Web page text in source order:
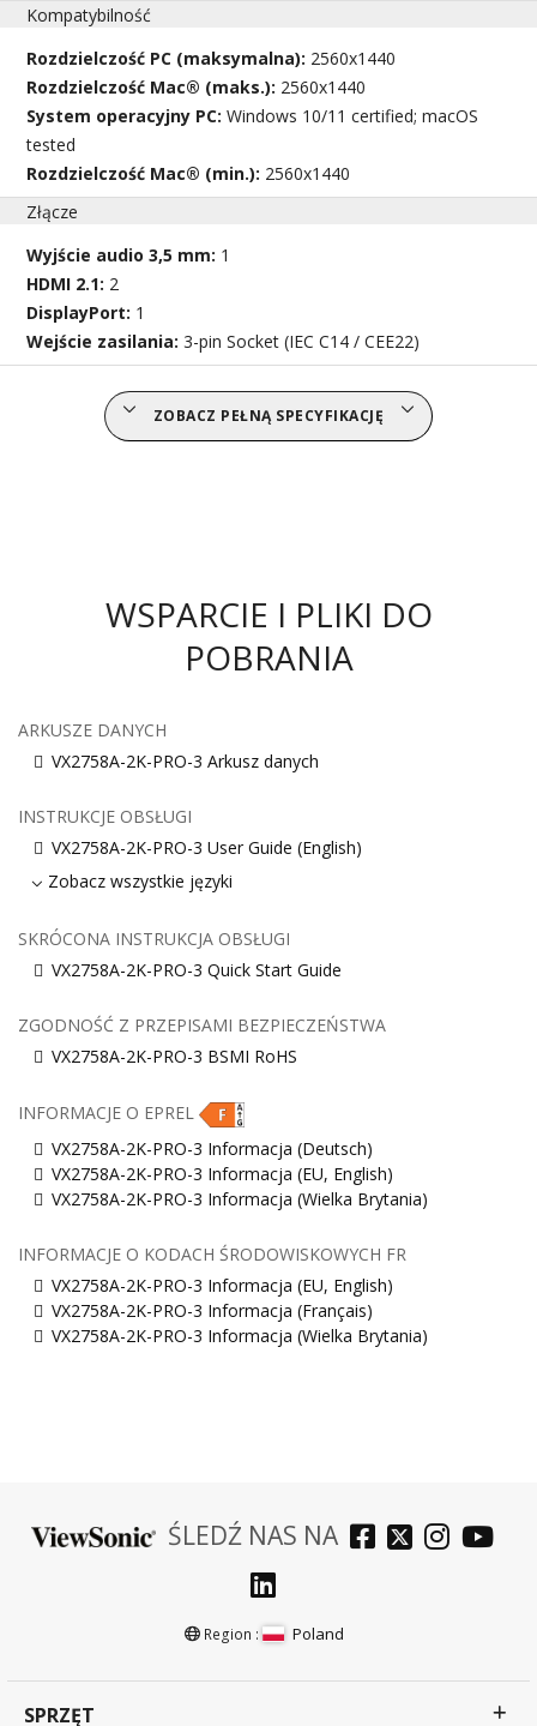
Kompatybilność
Rozdzielczość PC (maksymalna): 2560x1440
Rozdzielczość Mac® (maks.): 2560x1440
System operacyjny PC:Windows 10/11 certified; macOS
tested
Rozdzielczość Mac® (min.): 2560x1440
Złącze
Wyjście audio 3,5 mm: 1
HDMI 2.1: 2
DisplayPort: 1
Wejście zasilania:3-pin Socket (IEC C14 / CEE22)
ZOBACZ PEŁNĄ SPECYFIKACJĘ
WSPARCIE I PLIKI DO
POBRANIA
ARKUSZE DANYCH
VX2758A-2K-PRO-3 Arkusz danych
INSTRUKCJE OBSŁUGI
VX2758A-2K-PRO-3 User Guide (English)
Zobacz wszystkie języki
SKRÓCONA INSTRUKCJA OBSŁUGI
VX2758A-2K-PRO-3 Quick Start Guide
ZGODNOŚĆ Z PRZEPISAMI BEZPIECZEŃSTWA
VX2758A-2K-PRO-3 BSMI RoHS
INFORMACJE O EPREL
VX2758A-2K-PRO-3 Informacja (Deutsch)
VX2758A-2K-PRO-3 Informacja (EU, English)
VX2758A-2K-PRO-3 Informacja (Wielka Brytania)
INFORMACJE O KODACH ŚRODOWISKOWYCH FR
VX2758A-2K-PRO-3 Informacja (EU, English)
VX2758A-2K-PRO-3 Informacja (Français)
VX2758A-2K-PRO-3 Informacja (Wielka Brytania)
ŚLEDŹ NAS NA
Region : Poland
SPRZĘT